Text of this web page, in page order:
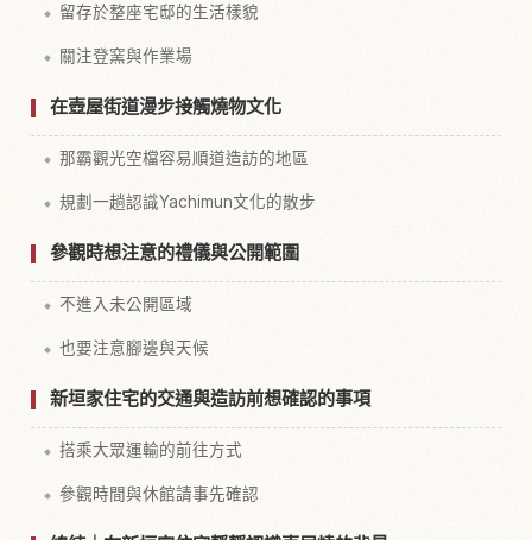
留存於整座宅邸的生活樣貌
關注登窯與作業場
在壺屋街道漫步接觸燒物文化
那霸觀光空檔容易順道造訪的地區
規劃一趟認識Yachimun文化的散步
參觀時想注意的禮儀與公開範圍
不進入未公開區域
也要注意腳邊與天候
新垣家住宅的交通與造訪前想確認的事項
搭乘大眾運輸的前往方式
參觀時間與休館請事先確認